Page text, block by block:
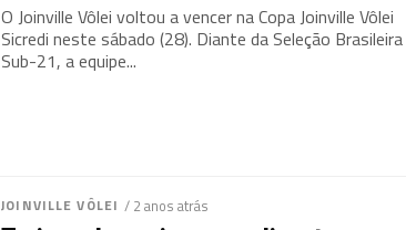
O Joinville Vôlei voltou a vencer na Copa Joinville Vôlei
Sicredi neste sábado (28). Diante da Seleção Brasileira
Sub-21, a equipe...
JOINVILLE VÔLEI / 2 anos atrás